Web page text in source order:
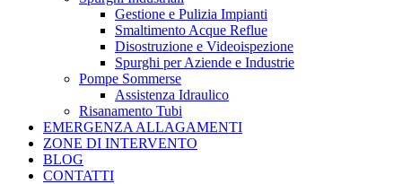
Gestione e Pulizia Impianti
Smaltimento Acque Reflue
Disostruzione e Videoispezione
Spurghi per Aziende e Industrie
Pompe Sommerse
Assistenza Idraulico
Risanamento Tubi
EMERGENZA ALLAGAMENTI
ZONE DI INTERVENTO
BLOG
CONTATTI